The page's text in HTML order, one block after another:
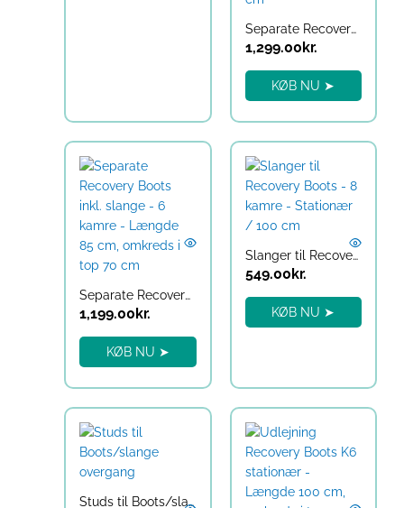
Separate Recovery Boots – 8 kamre – Slange til batteridrevet maskine – gen2 / Længde 85 cm, omkreds i top 70 cm
1,299.00 kr.
KØB NU ➤
Separate Recovery Boots inkl. slange – 6 kamre – Længde 85 cm, omkreds i top 70 cm
1,199.00 kr.
KØB NU ➤
Slanger til Recovery Boots – 8 kamre – Stationær / 100 cm
549.00 kr.
KØB NU ➤
Studs til Boots/slange overgang